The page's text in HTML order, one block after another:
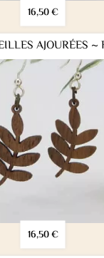
16,50€
AJOURÉES
16,50€